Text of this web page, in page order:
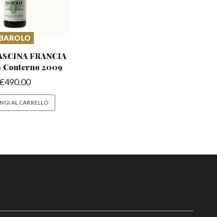
FRANCIA
Conterno 2009
490.00
AL CARRELLO